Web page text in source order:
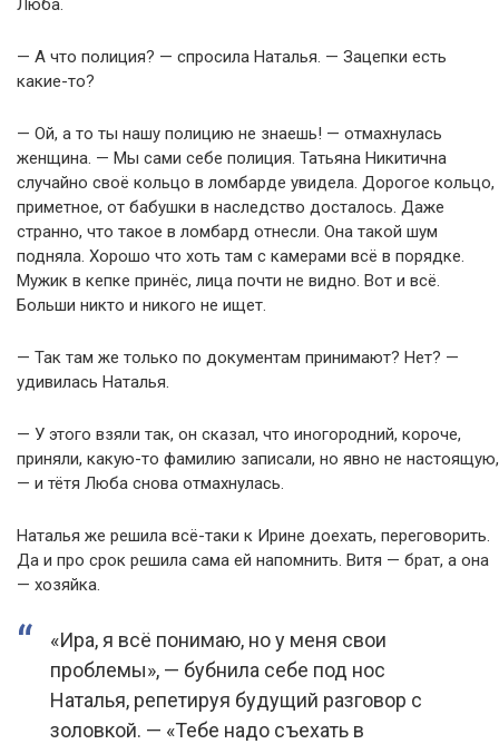
Люба.
— А что полиция? — спросила Наталья. — Зацепки есть
какие-то?
— Ой, а то ты нашу полицию не знаешь! — отмахнулась
женщина. — Мы сами себе полиция. Татьяна Никитична
случайно своё кольцо в ломбарде увидела. Дорогое кольцо,
приметное, от бабушки в наследство досталось. Даже
странно, что такое в ломбард отнесли. Она такой шум
подняла. Хорошо что хоть там с камерами всё в порядке.
Мужик в кепке принёс, лица почти не видно. Вот и всё.
Больши никто и никого не ищет.
— Так там же только по документам принимают? Нет? —
удивилась Наталья.
— У этого взяли так, он сказал, что иногородний, короче,
приняли, какую-то фамилию записали, но явно не настоящую,
— и тётя Люба снова отмахнулась.
Наталья же решила всё-таки к Ирине доехать, переговорить.
Да и про срок решила сама ей напомнить. Витя — брат, а она
— хозяйка.
«Ира, я всё понимаю, но у меня свои
проблемы», — бубнила себе под нос
Наталья, репетируя будущий разговор с
золовкой. — «Тебе надо съехать в